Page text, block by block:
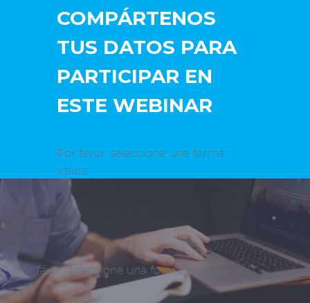
COMPÁRTENOS
TUS DATOS PARA
PARTICIPAR EN
ESTE WEBINAR
Por favor, seleccione una forma
válida
Por favor, seleccione una forma válida